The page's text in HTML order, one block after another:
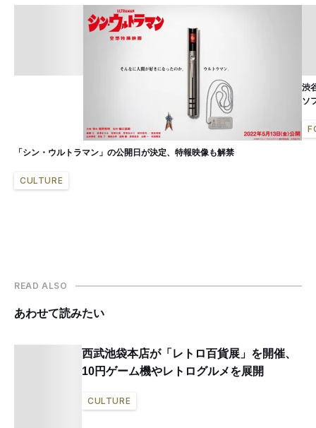
「シン・ウルトラマン」の公開日が決定、特報映像も解禁
CULTURE
渋
ソ
READ ALSO
あわせて読みたい
西武池袋本店が「レトロ百貨展」を開催、
10円ゲーム機やレトログルメを展開
CULTURE